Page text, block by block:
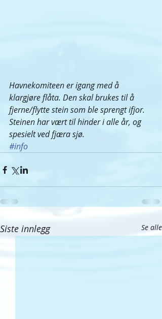
Havnekomiteen er igang med å
klargjøre flåta. Den skal brukes til å
fjerne/flytte stein som ble sprengt ifjor.
Steinen har vært til hinder i alle år, og
spesielt ved fjæra sjø.
#info
Siste innlegg Se alle